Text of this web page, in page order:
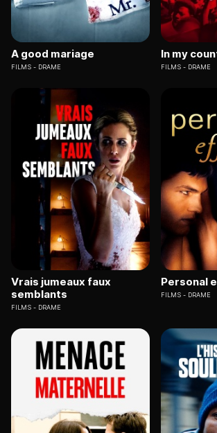
A good mariage
FILMS DRAME
In my
FILMS DRAME
Vrais jumeaux faux
semblants
FILMS DRAME
Personal
FILMS DRAME